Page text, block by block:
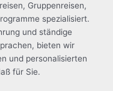
Gruppenreisen,
spezialisiert.
und ständige
bieten wir
und personalisierten
für Sie.